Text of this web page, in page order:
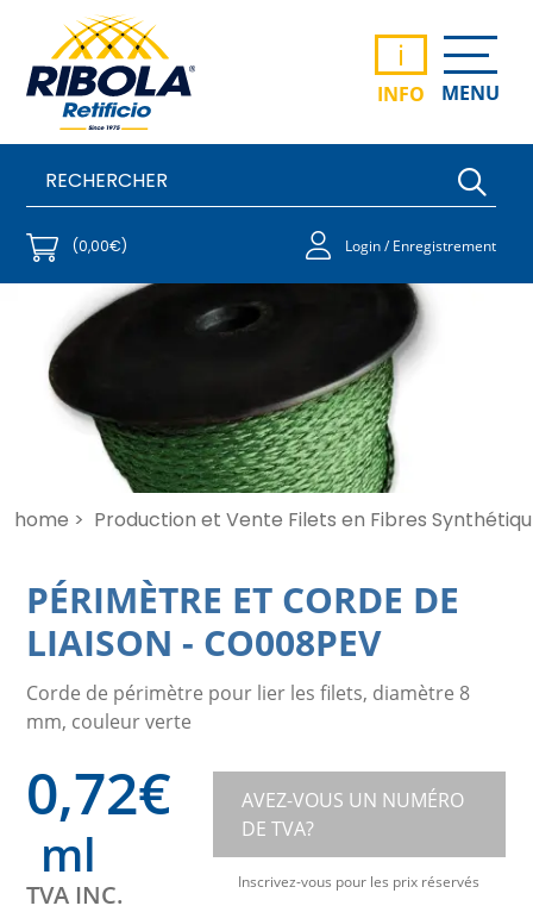
i
INFO MENU
(0,00€) Login / Enregistrement
home > Production et Vente Filets en Fibres
PÉRIMÈTRE ET CORDE DE
LIAISON - CO008PEV
Corde de périmètre pour lier les filets, diamètre 8
mm, couleur verte
0,72€
ml
TVA INC.
AVEZ-VOUS UN NUMÉRO
DE TVA?
Inscrivez-vous pour les prix réservés